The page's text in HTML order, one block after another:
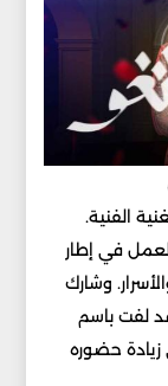
الفنية.
في إطار
وشارك
لفت باسم
زيادة حضوره